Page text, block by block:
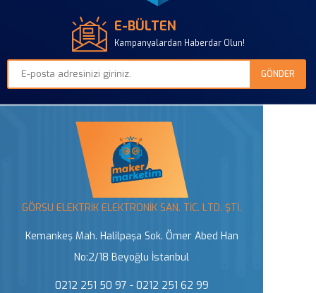
E-BÜLTEN
Kampanyalardan Haberdar Olun!
GÖRSU ELEKTRİK ELEKTRONİK SAN. TİC. LTD. ŞTİ.
Kemankeş Mah. Halilpaşa Sok. Ömer Abed Han
No:2/18 Beyoğlu İstanbul
0212 251 50 97 - 0212 251 62 99